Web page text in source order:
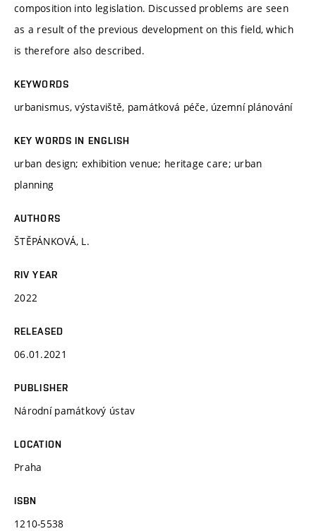
composition into legislation. Discussed problems are seen
as a result of the previous development on this field, which
is therefore also described.
KEYWORDS
urbanismus, výstaviště, památková péče, územní plánování
KEY WORDS IN ENGLISH
urban design; exhibition venue; heritage care; urban
planning
AUTHORS
ŠTĚPÁNKOVÁ, L.
RIV YEAR
2022
RELEASED
06.01.2021
PUBLISHER
Národní památkový ústav
LOCATION
Praha
ISBN
1210-5538